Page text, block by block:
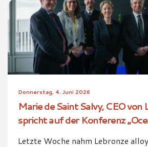
Donnerstag, 4. Juni 2026
Marie de Saint Salvy, CEO von
spricht auf der Konferenz
Letzte Woche nahm Lebronze